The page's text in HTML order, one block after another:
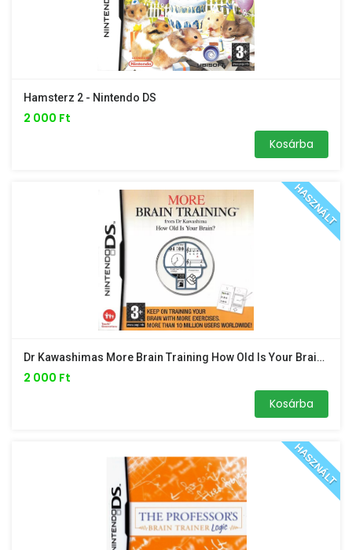
Hamsterz 2 - Nintendo DS
2 000 Ft
Kosárba
HASZNÁLT
Dr Kawashimas More Brain Training How Old Is Your Brain Nintendo DS /kártya/
2 000 Ft
Kosárba
HASZNÁLT